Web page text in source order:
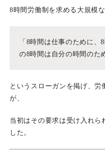
8時間労働制を求める大規模
「8時間は仕事のために、
の8時間は自分の時間のた
というスローガンを掲げ、労
が、
当初はその要求は受け入れら
した。